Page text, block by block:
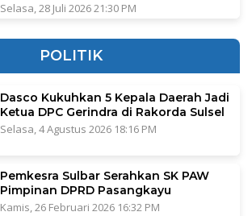
Selasa, 28 Juli 2026 21:30 PM
POLITIK
Dasco Kukuhkan 5 Kepala Daerah Jadi
Ketua DPC Gerindra di Rakorda Sulsel
Selasa, 4 Agustus 2026 18:16 PM
Pemkesra Sulbar Serahkan SK PAW
Pimpinan DPRD Pasangkayu
Kamis, 26 Februari 2026 16:32 PM